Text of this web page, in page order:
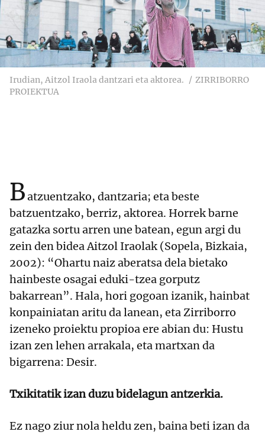
Irudian, Aitzol Iraola dantzari eta aktorea.
ZIRRIBORRO
PROIEKTUA
Batzuentzako, dantzaria; eta beste
batzuentzako, berriz, aktorea. Horrek barne
gatazka sortu arren une batean, egun argi du
zein den bidea Aitzol Iraolak (Sopela, Bizkaia,
2002): “Ohartu naiz aberatsa dela bietako
hainbeste osagai eduki-tzea gorputz
bakarrean”. Hala, hori gogoan izanik, hainbat
konpainiatan aritu da lanean, eta Zirriborro
izeneko proiektu propioa ere abian du: Hustu
izan zen lehen arrakala, eta martxan da
bigarrena: Desir.
Txikitatik izan duzu bidelagun antzerkia.
Ez nago ziur nola heldu zen, baina beti izan da